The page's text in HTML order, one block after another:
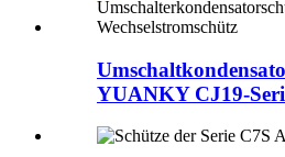
YUANKY CJ19-